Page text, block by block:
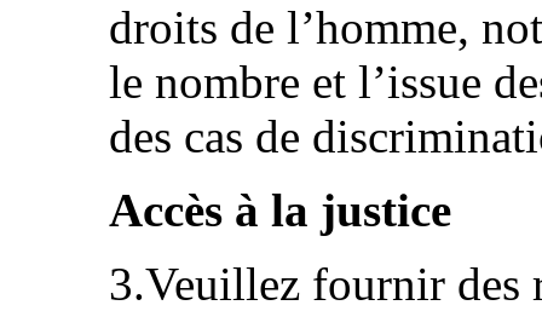
droits de l’homme,
le nombre et l’issue
des cas de
Accès à la justice
3.Veuillez fournir des